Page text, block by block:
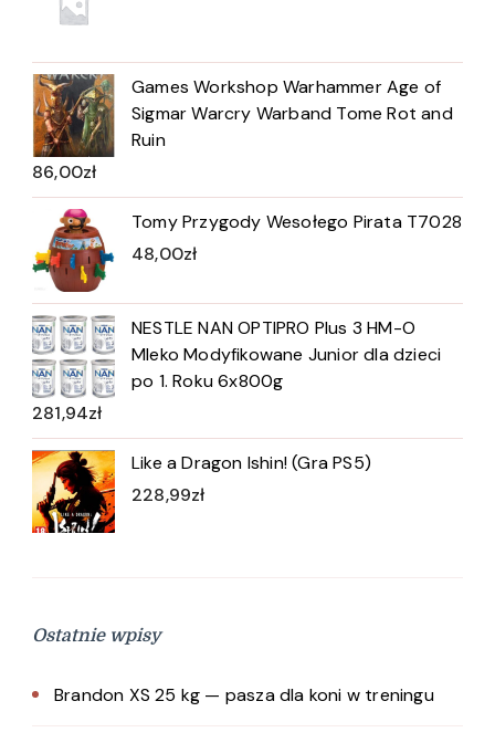
Games Workshop Warhammer Age of
Sigmar Warcry Warband Tome Rot and
Ruin
86,00zł
Tomy Przygody Wesołego Pirata T7028
48,00zł
NESTLE NAN OPTIPRO Plus 3 HM-O
Mleko Modyfikowane Junior dla dzieci
po 1. Roku 6x800g
281,94zł
Like a Dragon Ishin! (Gra PS5)
228,99zł
Ostatnie wpisy
Brandon XS 25 kg — pasza dla koni w treningu